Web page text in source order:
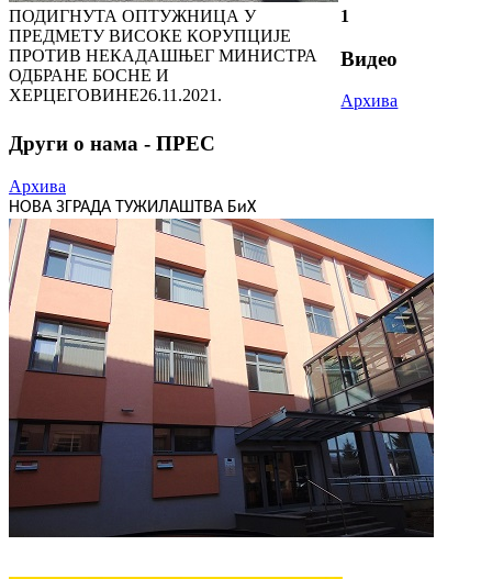
ПОДИГНУТА ОПТУЖНИЦА У
ПРЕДМЕТУ ВИСОКЕ КОРУПЦИЈЕ
ПРОТИВ НЕКАДАШЊЕГ МИНИСТРА
ОДБРАНЕ БОСНЕ И
ХЕРЦЕГОВИНЕ26.11.2021.
1
Видео
Архива
Други о нама - ПРЕС
Архива
НОВА ЗГРАДА ТУЖИЛАШТВА БиХ